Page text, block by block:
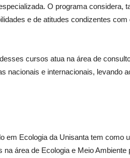
O programa considera,
e de atitudes condizentes
cursos atua na área de
nacionais e internacionais, levando
em Ecologia da Unisanta tem como
na área de Ecologia e Meio